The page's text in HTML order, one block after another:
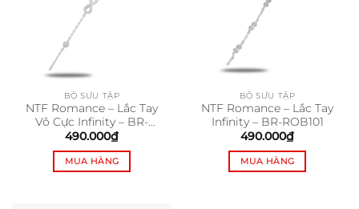
BỘ SƯU TẬP
NTF Romance – Lắc Tay
Vô Cực Infinity – BR-
ROB102
490.000₫
MUA HÀNG
BỘ SƯU TẬP
NTF Romance – Lắc Tay
Infinity – BR-ROB101
490.000₫
MUA HÀNG